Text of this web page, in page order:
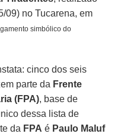
09) no Tucarena, em
simbólico do
cinco dos seis
parte da Frente
(FPA), base de
dessa lista de
da FPA é Paulo Maluf